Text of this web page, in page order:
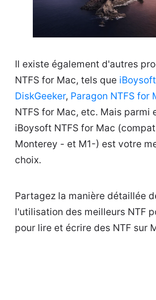
Il existe également d'autres
NTFS for Mac, tels que iBoysoft
DiskGeeker, Paragon NTFS for
NTFS for Mac, etc. Mais parmi
iBoysoft NTFS for Mac
Monterey - et M1-) est votre
choix.
Partagez la manière détaillée
l'utilisation des meilleurs NTF
pour lire et écrire des NTF sur